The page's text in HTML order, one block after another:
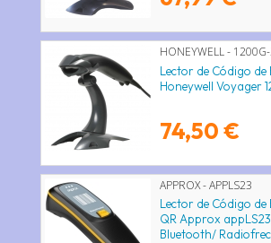
HONEYWELL -
Lector de Código de
Honeywell Voyager
74,50 €
APPROX - APPLS23
Lector de Código
QR Approx
Bluetooth/